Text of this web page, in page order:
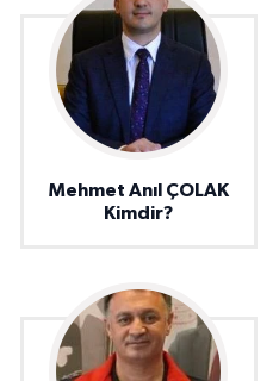
Mehmet Anıl ÇOLAK
Kimdir?